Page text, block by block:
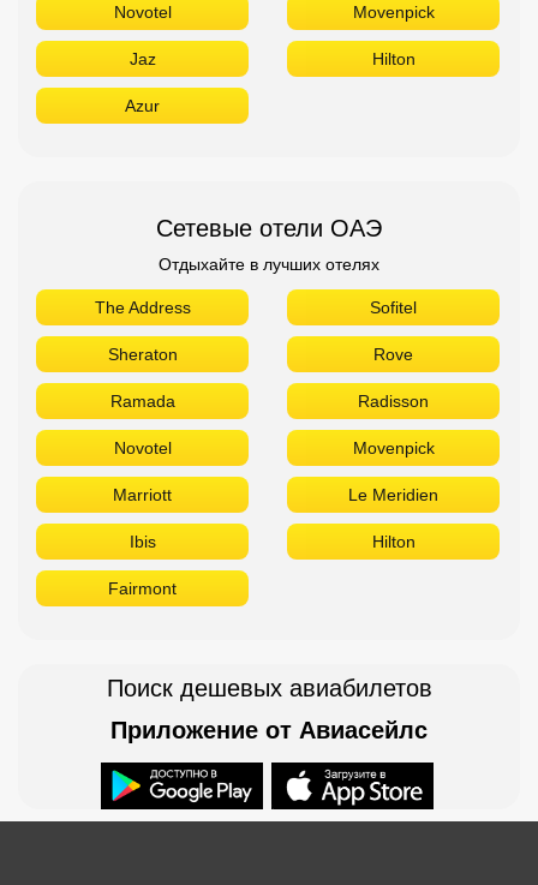
Novotel Movenpick
Jaz Hilton
Azur
Сетевые отели ОАЭ
Отдыхайте в лучших отелях
The Address Sofitel
Sheraton Rove
Ramada Radisson
Novotel Movenpick
Marriott Le Meridien
Ibis Hilton
Fairmont
Поиск дешевых авиабилетов
Приложение от Авиасейлс